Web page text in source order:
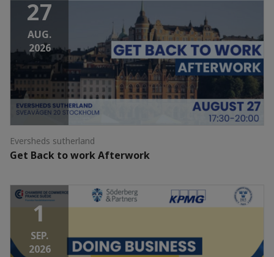
27
AUG.
2026
Eversheds sutherland
Get Back to work Afterwork
1
SEP.
2026